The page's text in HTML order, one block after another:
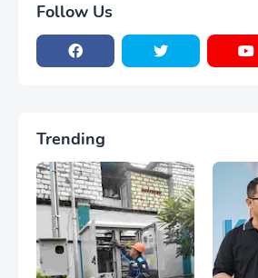
Follow Us
Trending